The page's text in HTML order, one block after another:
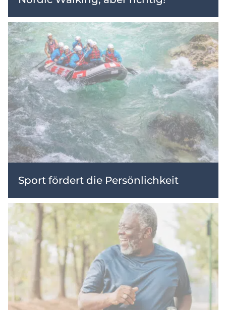
Sport fördert die Persönlichkeit